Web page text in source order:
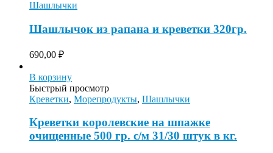
Шашлычки
Шашлычок из рапана и креветки 320гр.
690,00 ₽
В корзину
Быстрый просмотр
Креветки, Морепродукты, Шашлычки
Креветки королевские на шпажке
очищенные 500 гр. с/м 31/30 штук в кг.